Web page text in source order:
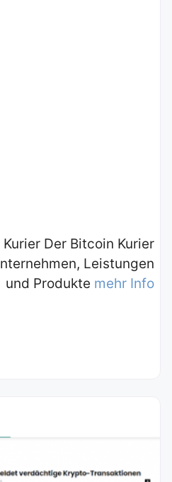
Der Bitcoin Kurier
Leistungen
und Produkte mehr Info